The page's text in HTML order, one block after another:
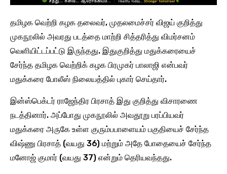
தமிழக வெற்றி கழக தலைவர், முதலமைச்சர் விஜய் குறித்து
முகநூலில் அவரது படத்தை மாற்றி சித்தரித்து விமர்சனம்
வெளியிட்டப்பட்டு இருந்தது. இதுகுறித்து மதுக்கரையைச்
சேர்ந்த தமிழக வெற்றிக் கழக பிரமுகர் பாலாஜி என்பவர்
மதுக்கரை போலீஸ் நிலையத்தில் புகார் செய்தார்.
இன்ஸ்பெக்டர் ராஜேந்திர பிரசாத் இது குறித்து விசாரணை
நடத்தினார். அப்போது முகநூலில் அவதூறு பரப்பியவர்
மதுக்கரை அருகே உள்ள குரும்பபாளையம் பகுதியைச் சேர்ந்த
விஷ்ணு பிரசாத் (வயது 36) மற்றும் அதே போதையைச் சேர்ந்த
மனோஜ் குமார் (வயது 37) என்றும் தெரியவந்தது.